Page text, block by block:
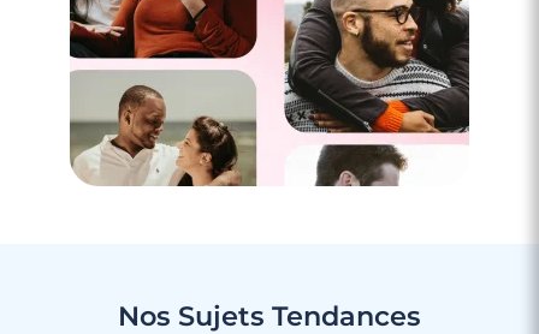
3 minutesNos Sujets Tendances